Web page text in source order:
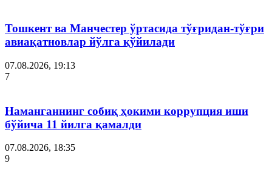
Тошкент ва Манчестер ўртасида тўғридан-тўғри
авиақатновлар йўлга қўйилади
07.08.2026, 19:13
7
Наманганнинг собиқ ҳокими коррупция иши
бўйича 11 йилга қамалди
07.08.2026, 18:35
9